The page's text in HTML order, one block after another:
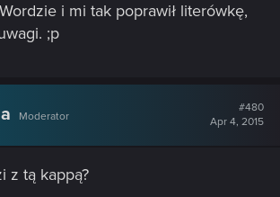
i mi tak poprawił literówkę,
;p
Moderator
#480
Apr 4, 2015
z tą kappą?